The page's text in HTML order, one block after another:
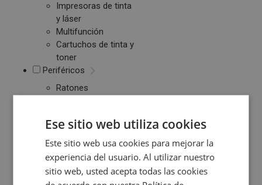
Impresoras de tinta
y láser
Multifunción
Cartuchos de tinta y
toner
Periféricos
Ratones
Micrófonos
Almacenamiento
Pendrive y Tarjetas
de Memoria
Discos duros
Ese sitio web utiliza cookies
Este sitio web usa cookies para mejorar la
experiencia del usuario. Al utilizar nuestro
sitio web, usted acepta todas las cookies